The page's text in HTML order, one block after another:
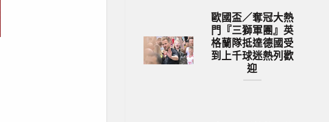
歐國盃／奪冠大熱
門『三獅軍團』英
格蘭隊抵達德國受
到上千球迷熱列歡
迎